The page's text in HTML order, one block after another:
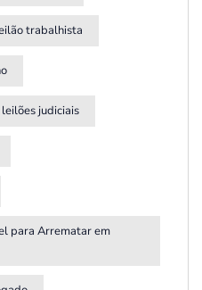
trabalhista
leilões judiciais
para Arrematar em